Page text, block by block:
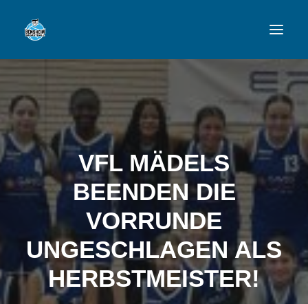
VFL
TEAMS
NEWSFEED
FAN-SHOP
VFL BENSHEIM
VFL MÄDELS
BEENDEN DIE
VORRUNDE
UNGESCHLAGEN ALS
HERBSTMEISTER!